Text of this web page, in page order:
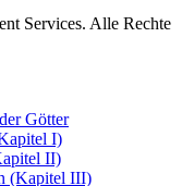
Services. Alle Rechte
Götter
I)
II)
(Kapitel III)